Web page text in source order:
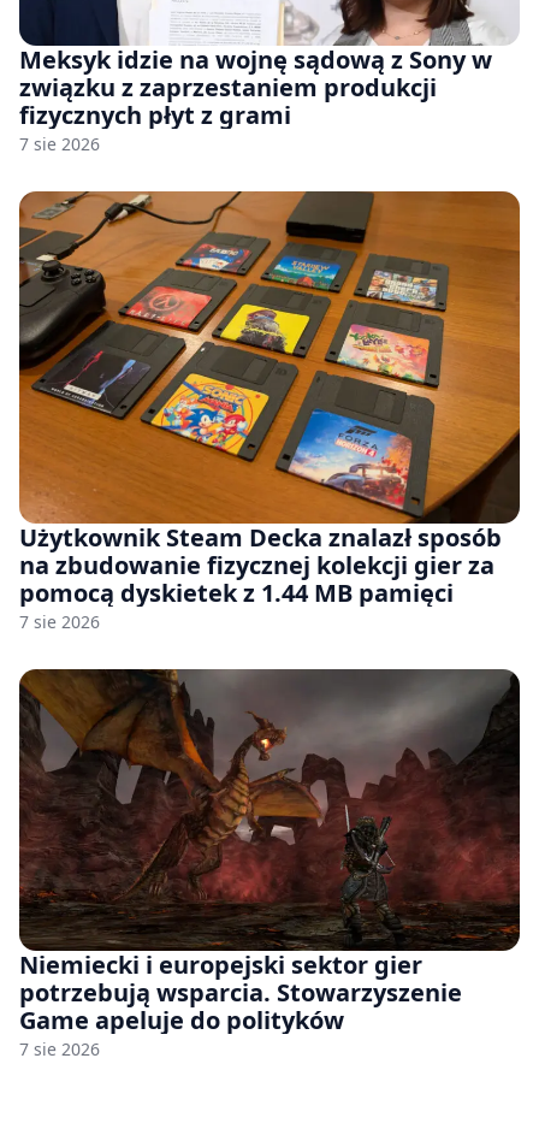
Meksyk idzie na wojnę sądową z Sony w
związku z zaprzestaniem produkcji
fizycznych płyt z grami
7 sie 2026
Użytkownik Steam Decka znalazł sposób
na zbudowanie fizycznej kolekcji gier za
pomocą dyskietek z 1.44 MB pamięci
7 sie 2026
Niemiecki i europejski sektor gier
potrzebują wsparcia. Stowarzyszenie
Game apeluje do polityków
7 sie 2026